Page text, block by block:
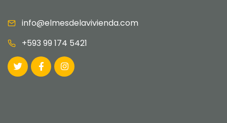
info@elmesdelavivienda.com
+593 99 174 5421